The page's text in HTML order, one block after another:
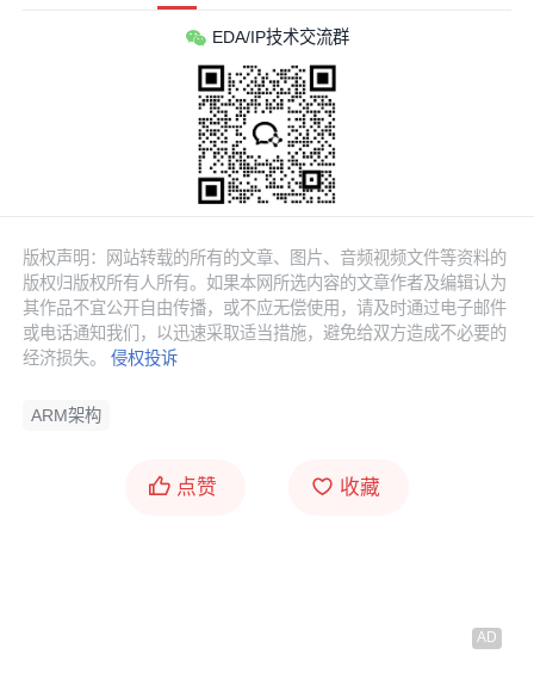
EDA/IP技术交流群
版权声明：网站转载的所有的文章、图片、音频视频文件等资料的
版权归版权所有人所有。如果本网所选内容的文章作者及编辑认为
其作品不宜公开自由传播，或不应无偿使用，请及时通过电子邮件
或电话通知我们，以迅速采取适当措施，避免给双方造成不必要的
经济损失。侵权投诉
ARM架构
点赞 收藏